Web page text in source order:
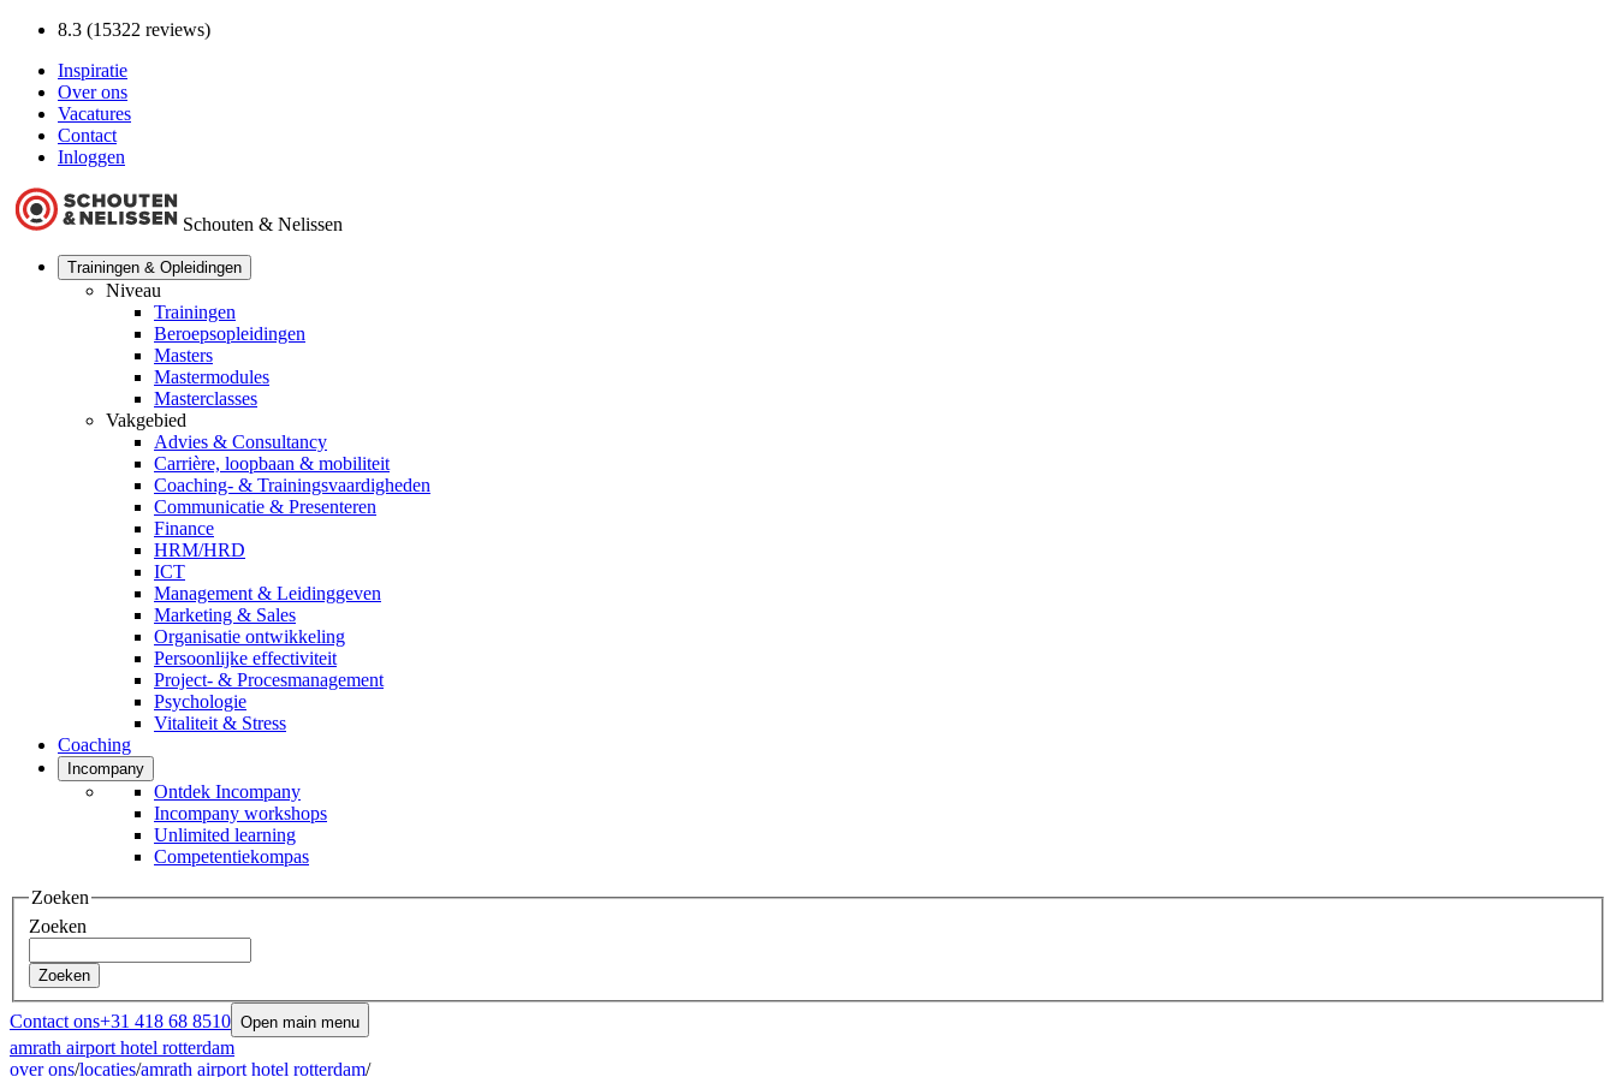
8.3 (15322 reviews)
Inspiratie
Over ons
Vacatures
Contact
Inloggen
Schouten & Nelissen
Trainingen & Opleidingen
Niveau
Trainingen
Beroepsopleidingen
Masters
Mastermodules
Masterclasses
Vakgebied
Advies & Consultancy
Carrière, loopbaan & mobiliteit
Coaching- & Trainingsvaardigheden
Communicatie & Presenteren
Finance
HRM/HRD
ICT
Management & Leidinggeven
Marketing & Sales
Organisatie ontwikkeling
Persoonlijke effectiviteit
Project- & Procesmanagement
Psychologie
Vitaliteit & Stress
Coaching
Incompany
Ontdek Incompany
Incompany workshops
Unlimited learning
Competentiekompas
Zoeken
Zoeken
Zoeken
Contact ons+31 418 68 8510 Open main menu
amrath airport hotel rotterdam
over ons/locaties/amrath airport hotel rotterdam/